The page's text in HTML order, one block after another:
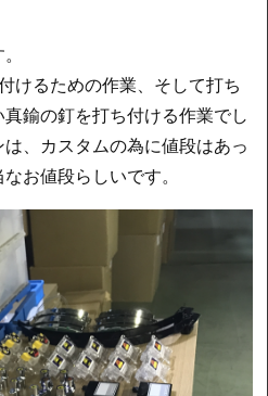
けるための作業、そして打ち
鍮の釘を打ち付ける作業でし
、カスタムの為に値段はあっ
お値段らしいです。